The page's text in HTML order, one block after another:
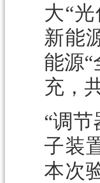
大“
新能
能源
充，
“调
子装
本次